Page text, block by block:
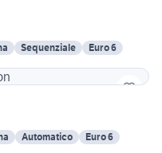
Sequenziale
Euro 6
Automatico
Euro 6